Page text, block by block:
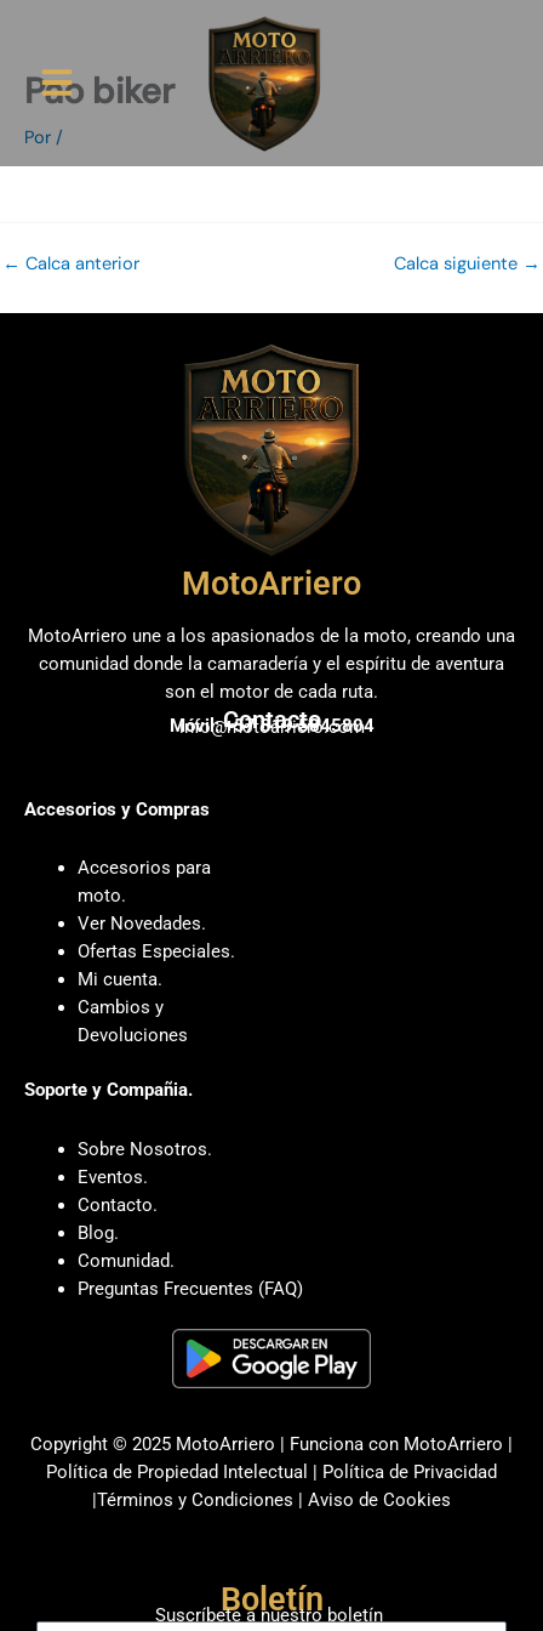
contenido
Pao biker
Por /
← Calca anterior Calca siguiente →
MotoArriero
MotoArriero une a los apasionados de la moto, creando una
comunidad donde la camaradería y el espíritu de aventura
son el motor de cada ruta.
Contacto
info@motoarriero.com
Móvil: +57 319 5845804
Accesorios y Compras
Accesorios para
moto.
Ver Novedades.
Ofertas Especiales.
Mi cuenta.
Cambios y
Devoluciones
Soporte y Compañia.
Sobre Nosotros.
Eventos.
Contacto.
Blog.
Comunidad.
Preguntas Frecuentes (FAQ)
Copyright © 2025 MotoArriero | Funciona con MotoArriero |
Política de Propiedad Intelectual | Política de Privacidad
|Términos y Condiciones | Aviso de Cookies
Boletín
Suscríbete a nuestro boletín